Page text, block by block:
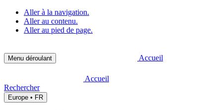
Aller à la navigation.
Aller au contenu.
Aller au pied de page.
Menu déroulant Accueil
Accueil
Rechercher
Europe • FR